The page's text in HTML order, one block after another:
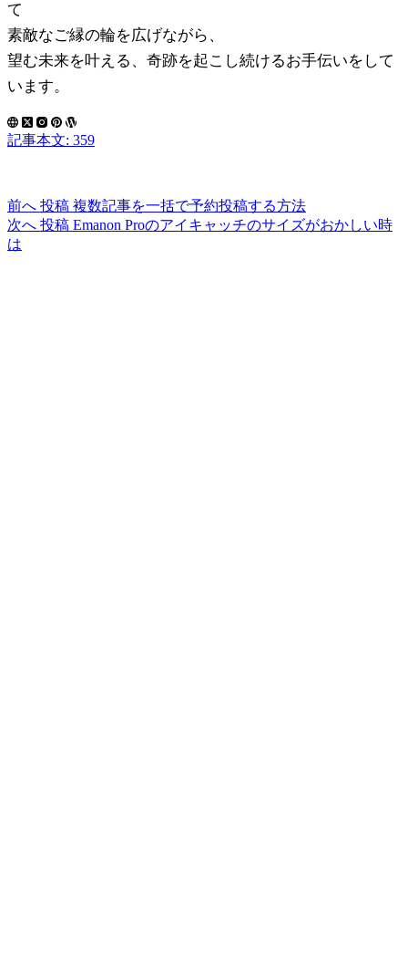
て
素敵なご縁の輪を広げながら、
望む未来を叶える、奇跡を起こし続けるお手伝いをして
います。
記事本文: 359
前へ 投稿 複数記事を一括で予約投稿する方法
次へ 投稿 Emanon Proのアイキャッチのサイズがおかしい時
は